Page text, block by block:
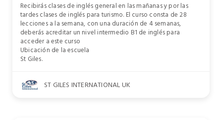
Recibirás clases de inglés general en las mañanas y por las
tardes clases de inglés para turismo. El curso consta de 28
lecciones a la semana, con una duración de 4 semanas,
deberás acreditar un nivel intermedio B1 de inglés para
acceder a este curso
Ubicación de la escuela
St Giles.
ST GILES INTERNATIONAL UK